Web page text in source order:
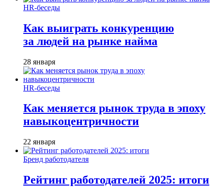
HR-беседы
Как выиграть конкуренцию
за людей на рынке найма
28 января
HR-беседы
Как меняется рынок труда в эпоху
навыкоцентричности
22 января
Бренд работодателя
Рейтинг работодателей 2025: итоги